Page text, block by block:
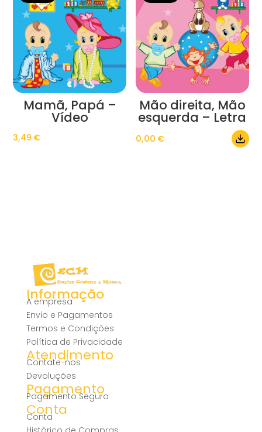
Mamã, Papá –
Vídeo
3,49 €
Mão direita, Mão
esquerda – Letra
0,00 €
Informação
A empresa
Envio e Pagamentos
Termos e Condições
Política de Privacidade
Atendimento
Contate-nos
Devoluções
Pagamento
Pagamento Seguro
Conta
Conta